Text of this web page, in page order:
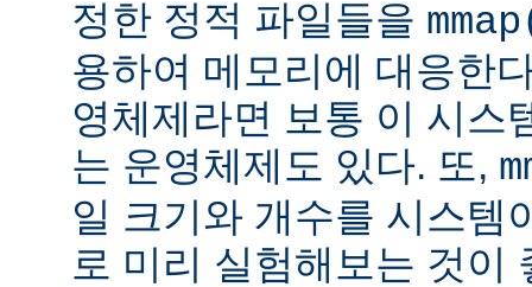
정한 정적 파일들을
용하여 메모리에 대응한
영체제라면 보통 이 시스
는 운영체제도 있다. 또,
일 크기와 개수를 시스템
로 미리 실험해보는 것이